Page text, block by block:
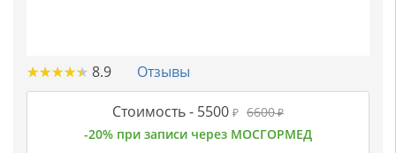
★★★★★
★★★★★ 8.9 Отзывы
Стоимость - 5500 ₽ 6600₽
-20% при записи через МОСГОРМЕД